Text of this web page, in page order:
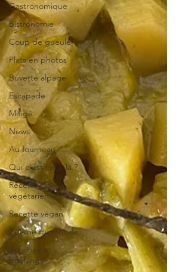
Gastronomique
Bistronomie
Coup de gueule
Plats en photos
Buvette alpage
Escapade
Mitigé
News
Au fourneau
Qui c'est celui-là ?
Recette
végétarienne
Recette végan
Cuisine du monde
Brioches et
boulange